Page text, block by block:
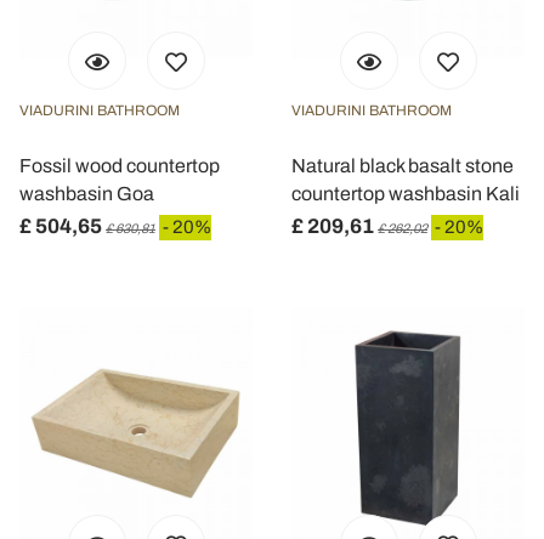
VIADURINI BATHROOM
Fossil wood countertop
washbasin Goa
£ 504,65 £ 630,81 - 20%
VIADURINI BATHROOM
Natural black basalt stone
countertop washbasin Kali
£ 209,61 £ 262,02 - 20%